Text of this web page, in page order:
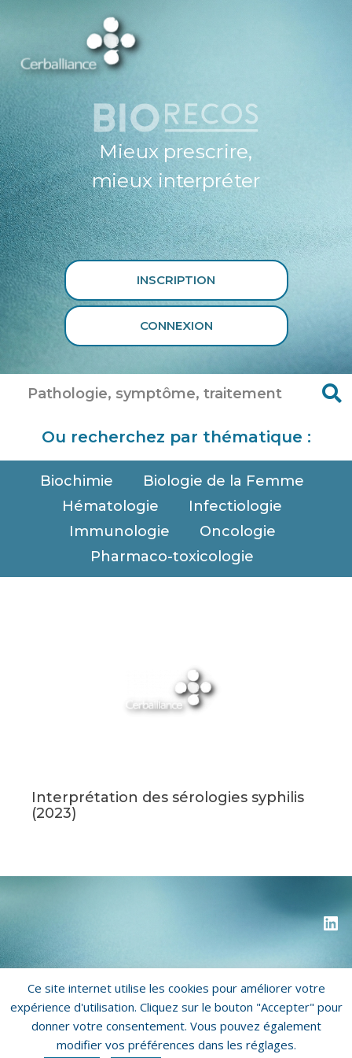
Mieux prescrire,
mieux interpréter
INSCRIPTION
CONNEXION
Ou recherchez par thématique :
Biochimie
Biologie de la Femme
Hématologie
Infectiologie
Immunologie
Oncologie
Pharmaco-toxicologie
Interprétation des sérologies syphilis
(2023)
Copyright © 2026 Biorecos
Mentions légales Politique de confidentialité
Ce site internet utilise les cookies pour améliorer votre
expérience d'utilisation. Cliquez sur le bouton "Accepter" pour
donner votre consentement. Vous pouvez également
modifier vos préférences dans les réglages.